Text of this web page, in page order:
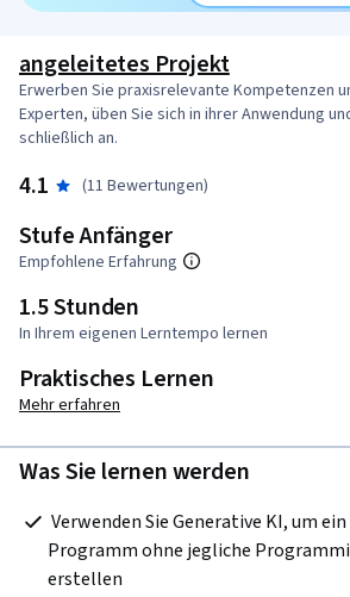
angeleitetes Projekt
Erwerben Sie praxisrelevante Kompetenzen
Experten, üben Sie sich in ihrer Anwendung
schließlich an.
4.1 (11 Bewertungen)
Stufe Anfänger
Empfohlene Erfahrung
1.5 Stunden
In Ihrem eigenen Lerntempo lernen
Praktisches Lernen
Mehr erfahren
Was Sie lernen werden
Programm ohne jegliche
erstellen